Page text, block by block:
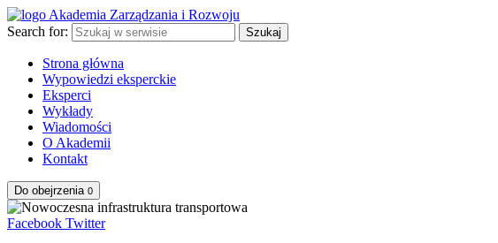
Search for: Szukaj
Strona główna
Wypowiedzi eksperckie
Eksperci
Wykłady
Wiadomości
O Akademii
Kontakt
Do obejrzenia 0
Facebook Twitter